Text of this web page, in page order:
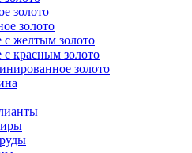
золото
золото
с желтым золото
с красным золото
золото